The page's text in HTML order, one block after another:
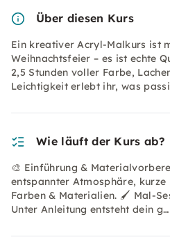
Über diesen Kurs
Ein kreativer Acryl-Malkurs ist
Weihnachtsfeier – es ist echte
2,5 Stunden voller Farbe,
Leichtigkeit erlebt ihr, was
Wie läuft der Kurs ab?
🎨 Einführung &
entspannter Atmosphäre, kurze
Farben & Materialien. 🖌️ Mal-
Unter Anleitung entsteht dein g…